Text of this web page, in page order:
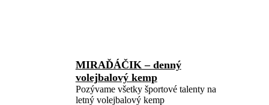
MIRAĎÁČIK – denný
volejbalový kemp
Pozývame všetky športové talenty na
letný volejbalový kemp